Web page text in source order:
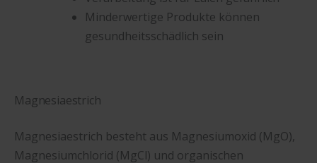
Minderwertige Produkte können
gesundheitsschädlich sein
Magnesiaestrich
Magnesiaestrich besteht aus Magnesiumoxid (MgO),
Magnesiumchlorid (MgCl) und organischen